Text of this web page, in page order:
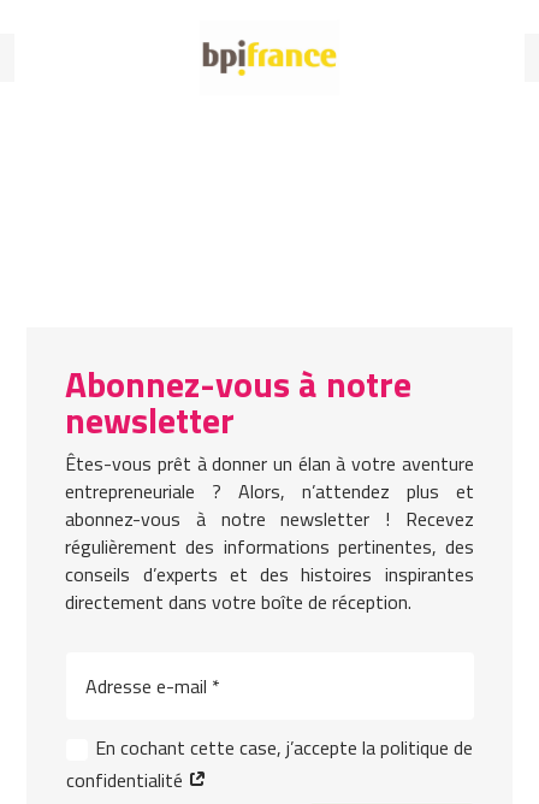
Abonnez-vous à notre
newsletter
Êtes-vous prêt à donner un élan à votre aventure
entrepreneuriale ? Alors, n’attendez plus et
abonnez-vous à notre newsletter ! Recevez
régulièrement des informations pertinentes, des
conseils d’experts et des histoires inspirantes
directement dans votre boîte de réception.
En cochant cette case, j’accepte la politique de
confidentialité